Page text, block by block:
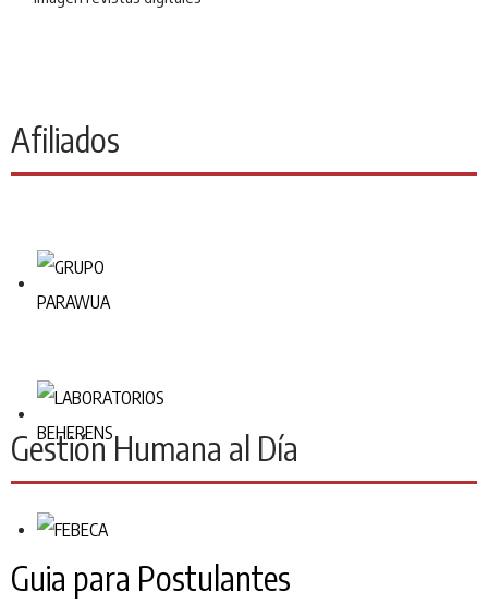
Afiliados
Gestión Humana al Día
Guia para Postulantes